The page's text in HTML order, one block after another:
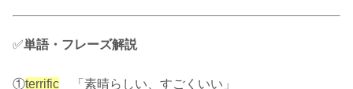
✅単語・フレーズ解説
①terrific 「素晴らしい、すごくいい」